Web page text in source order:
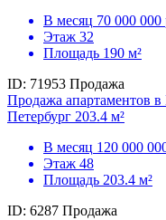
В месяц 70 000 000
Этаж 32
Площадь 190 м²
ID: 71953 Продажа
Продажа апартаментов
Петербург 203.4 м²
В месяц 120 000
Этаж 48
Площадь 203.4 м²
ID: 6287 Продажа